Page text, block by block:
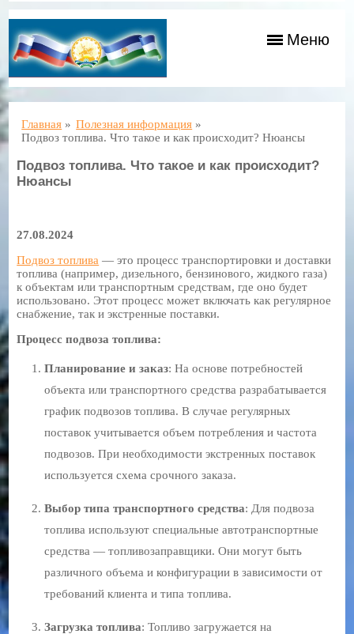
Меню
Главная » Полезная информация »
Подвоз топлива. Что такое и как происходит? Нюансы
Подвоз топлива. Что такое и как происходит?
Нюансы
27.08.2024
Подвоз топлива — это процесс транспортировки и доставки
топлива (например, дизельного, бензинового, жидкого газа)
к объектам или транспортным средствам, где оно будет
использовано. Этот процесс может включать как регулярное
снабжение, так и экстренные поставки.
Процесс подвоза топлива:
Планирование и заказ: На основе потребностей
объекта или транспортного средства разрабатывается
график подвозов топлива. В случае регулярных
поставок учитывается объем потребления и частота
подвозов. При необходимости экстренных поставок
используется схема срочного заказа.
Выбор типа транспортного средства: Для подвоза
топлива используют специальные автотранспортные
средства — топливозаправщики. Они могут быть
различного объема и конфигурации в зависимости от
требований клиента и типа топлива.
Загрузка топлива: Топливо загружается на